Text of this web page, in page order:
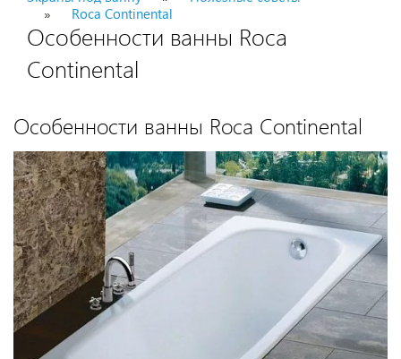
Roca Continental
Особенности ванны Roca
Continental
Особенности ванны Roca Continental